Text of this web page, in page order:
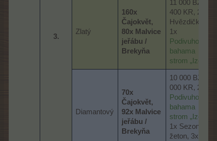
3.​
Zlatý
160x
Čajokvět,
80x Malvice
jeřábu /
Brekyňa
11 000 BZ, 4
400 KR, 2x
Hvězdička,
1x
Podivuhodný
bahama
strom „Izola“
Diamantový
70x
Čajokvět,
92x Malvice
jeřábu /
Brekyňa
10 000 BZ, 4
000 KR, 2x
Podivuhodný
bahama
strom „Izola“
1x Sezonní
žeton, 3x